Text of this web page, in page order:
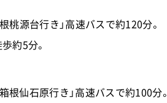
桃源台行き」高速バスで約120分。
約5分。
根仙石原行き」高速バスで約100分。